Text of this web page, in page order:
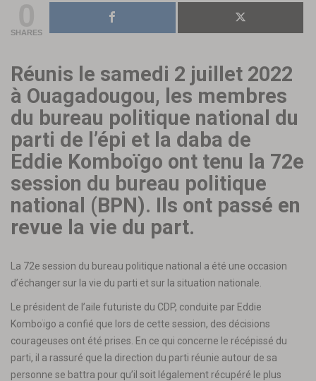
SHARES
Réunis le samedi 2 juillet 2022
à Ouagadougou, les membres
du bureau politique national du
parti de l’épi et la daba de
Eddie Komboïgo ont tenu la 72e
session du bureau politique
national (BPN). Ils ont passé en
revue la vie du part.
La 72e session du bureau politique national a été une occasion
d’échanger sur la vie du parti et sur la situation nationale.
Le président de l’aile futuriste du CDP, conduite par Eddie
Komboïgo a confié que lors de cette session, des décisions
courageuses ont été prises. En ce qui concerne le récépissé du
parti, il a rassuré que la direction du parti réunie autour de sa
personne se battra pour qu’il soit légalement récupéré le plus